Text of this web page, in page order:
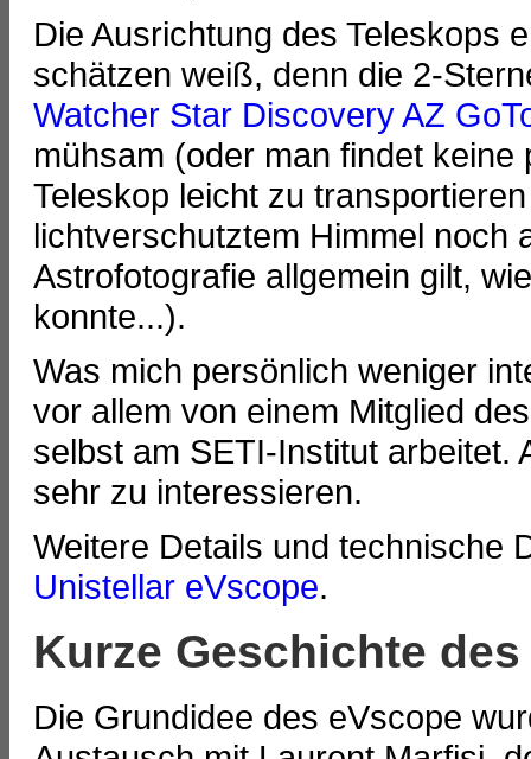
Die Ausrichtung des Teleskops
schätzen weiß, denn die 2-
Watcher Star Discovery AZ
mühsam (oder man findet
Teleskop leicht zu
lichtverschutztem Himmel noch
Astrofotografie allgemein gilt,
konnte...).
Was mich persönlich weniger
vor allem von einem Mitglied
selbst am SETI-Institut arbeitet.
sehr zu interessieren.
Weitere Details und technische
Unistellar eVscope.
Kurze Geschichte
Die Grundidee des eVscope